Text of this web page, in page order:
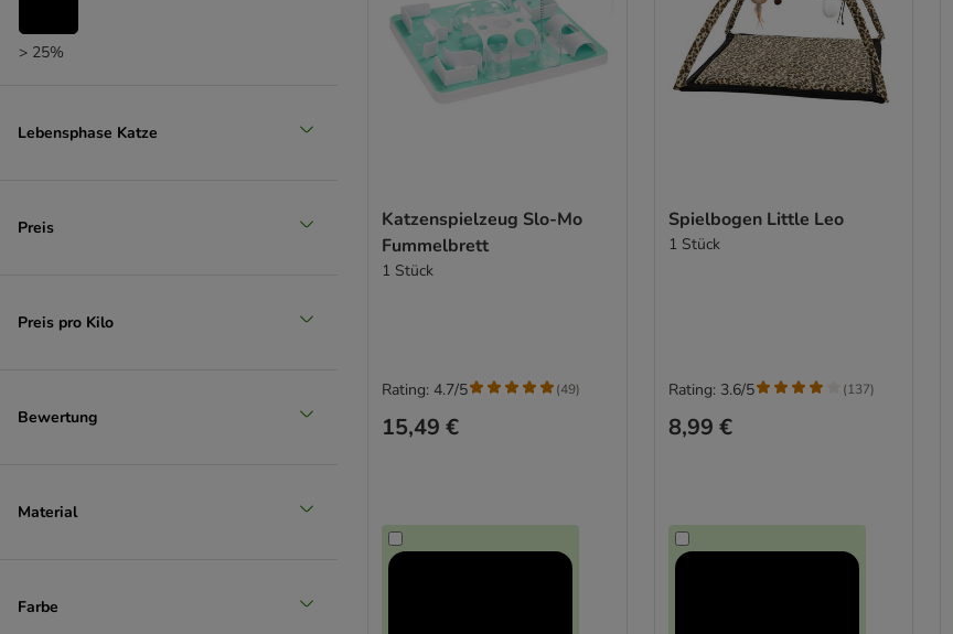
> 25%
(4)
Lebensphase Katze
Preis
Preis pro Kilo
Bewertung
Material
Farbe
Katzenspielzeug Slo-Mo
Fummelbrett
1 Stück
15,49 €
Rating: 4.7/5 (49)
Spielbogen Little Leo
1 Stück
8,99 €
Rating: 3.6/5 (137)